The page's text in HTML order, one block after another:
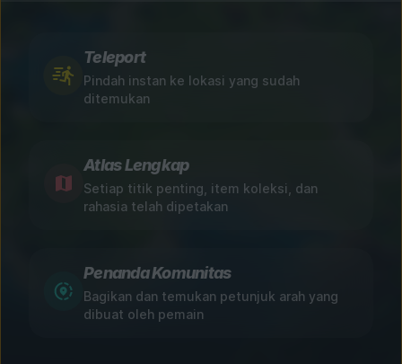
Teleport
Pindah instan ke lokasi yang sudah
ditemukan
Atlas Lengkap
Setiap titik penting, item koleksi, dan
rahasia telah dipetakan
Penanda Komunitas
Bagikan dan temukan petunjuk arah yang
dibuat oleh pemain